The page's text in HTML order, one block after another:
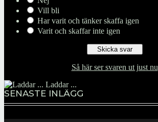
Vill bli
Har varit och tänker skaffa igen
Varit och skaffar inte igen
Så här ser svaren ut just nu
Laddar ...
SENASTE INLÄGG